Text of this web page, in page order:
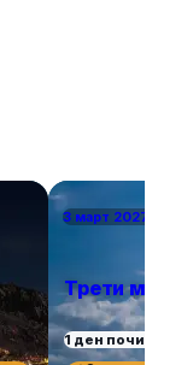
3 март 2027 г.
Трети март
1 ден почивка